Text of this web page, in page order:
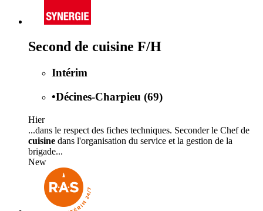
Second de cuisine F/H
Intérim
•Décines-Charpieu (69)
Hier
...dans le respect des fiches techniques. Seconder le Chef de
cuisine dans l'organisation du service et la gestion de la
brigade...
New